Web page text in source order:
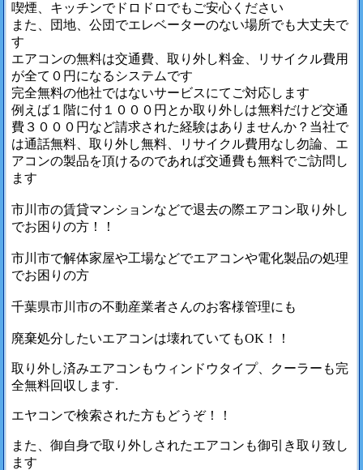
喫煙、キッチンでドロドロでもご安心ください
また、団地、公団でエレベーターのない場所でも大丈夫で
す
エアコンの無料は交通費、取り外し料金、リサイクル費用
が全て０円になるシステムです
完全無料の他社ではないサービスにてご対応します
例えば１階に付１０００円とか取り外しは無料だけど交通
費３０００円など請求された経験はありませんか？当社で
は通話無料、取り外し無料、リサイクル費用なし勿論、エ
アコンの製品を頂けるのであれば交通費も無料でご訪問し
ます
市川市の賃貸マンションなどで退去の際エアコン取り外し
でお困りの方！！
市川市で解体家屋や工場などでエアコンや電化製品の処理
でお困りの方
千葉県市川市の不動産業者さんのお客様管理にも
廃棄処分したいエアコンは壊れていてもOK！！
取り外し済みエアコンもウィンドウタイプ、クーラーも完
全無料回収します.
エヤコンで検索された方もどうぞ！！
また、御自身で取り外しされたエアコンも御引き取り致し
ます